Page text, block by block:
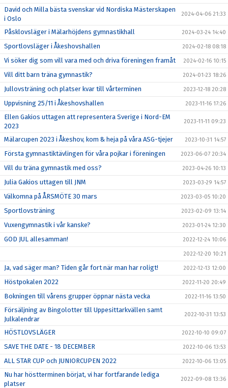
David och Milla bästa svenskar vid Nordiska Mästerskapen
i Oslo
2024-04-06 21:33
Påsklovsläger i Mälarhöjdens gymnastikhall 2024-03-24 14:40
Sportlovsläger i Åkeshovshallen 2024-02-18 08:18
Vi söker dig som vill vara med och driva föreningen framåt 2024-02-16 10:15
Vill ditt barn träna gymnastik? 2024-01-23 18:26
Jullovsträning och platser kvar till vårterminen 2023-12-18 20:28
Uppvisning 25/11 i Åkeshovshallen 2023-11-16 17:26
Ellen Gakios uttagen att representera Sverige i Nord-EM
2023
2023-11-11 09:23
Mälarcupen 2023 i Åkeshov, kom & heja på våra ASG-tjejer 2023-10-31 14:57
Första gymnastiktävlingen för våra pojkar i föreningen 2023-06-07 20:34
Vill du träna gymnastik med oss? 2023-04-26 10:13
Julia Gakios uttagen till JNM 2023-03-29 14:57
Välkomna på ÅRSMÖTE 30 mars 2023-03-05 10:20
Sportlovsträning 2023-02-09 13:14
Vuxengymnastik i vår kanske? 2023-01-24 12:30
GOD JUL allesamman! 2022-12-24 10:06
2022-12-20 10:21
Ja, vad säger man? Tiden går fort när man har roligt! 2022-12-13 12:00
Höstpokalen 2022 2022-11-20 20:49
Bokningen till vårens grupper öppnar nästa vecka 2022-11-16 13:50
Försäljning av Bingolotter till Uppesittarkvällen samt
Julkalendrar
2022-10-31 13:53
HÖSTLOVSLÄGER 2022-10-10 09:07
SAVE THE DATE - 18 DECEMBER 2022-10-06 13:53
ALL STAR CUP och JUNIORCUPEN 2022 2022-10-06 13:05
Nu har höstterminen börjat, vi har fortfarande lediga
platser
2022-09-08 13:36